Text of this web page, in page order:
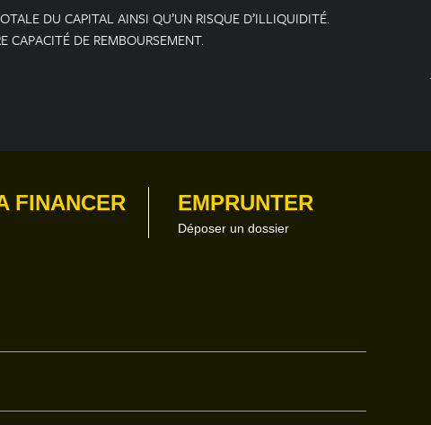
DU CAPITAL AINSI QU’UN RISQUE D’ILLIQUIDITÉ.
CAPACITÉ DE REMBOURSEMENT.
FINANCER EMPRUNTER
Déposer un dossier